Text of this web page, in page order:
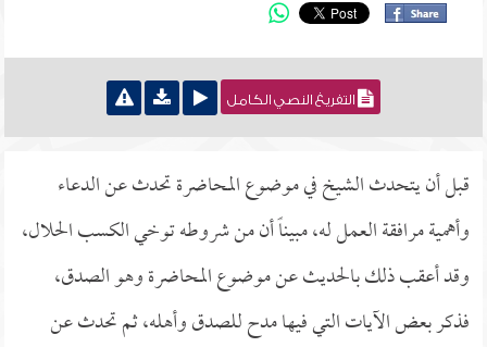
التفريغ النصي الكامل
قبل أن يتحدث الشيخ في موضوع المحاضرة تحدث عن الدعاء
وأهمية مرافقة العمل له، مبيناً أن من شروطه توخي الكسب الحلال،
وقد أعقب ذلك بالحديث عن موضوع المحاضرة وهو الصدق،
فذكر بعض الآيات التي فيها مدح للصدق وأهله، ثم تحدث عن